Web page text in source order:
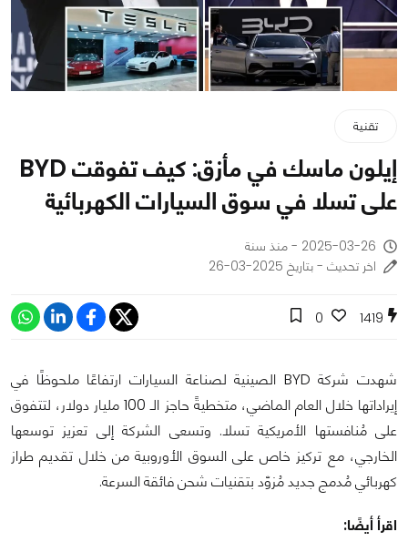
تقنية
إيلون ماسك في مأزق: كيف تفوقت BYD
على تسلا في سوق السيارات الكهربائية
2025-03-26 - منذ سنة
اخر تحديث - بتاريخ 2025-03-26
1419
0
شهدت شركة BYD الصينية لصناعة السيارات ارتفاعًا ملحوظًا في
إيراداتها خلال العام الماضي، متخطيةً حاجز الـ 100 مليار دولار، لتتفوق
على مُنافستها الأمريكية تسلا. وتسعى الشركة إلى تعزيز توسعها
الخارجي، مع تركيز خاص على السوق الأوروبية من خلال تقديم طراز
كهربائي مُدمج جديد مُزوّد بتقنيات شحن فائقة السرعة.
اقرأ أيضًا: